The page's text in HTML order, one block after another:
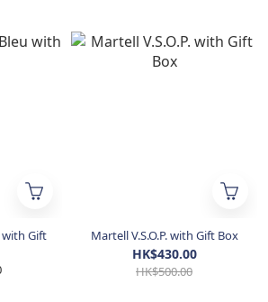
Gift
Martell V.S.O.P. with Gift Box
HK$430.00
HK$500.00